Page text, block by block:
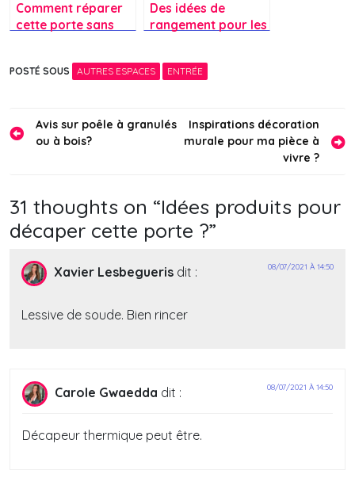
Comment réparer
cette porte sans
Des idées de
rangement pour les
POSTÉ SOUS AUTRES ESPACES ENTRÉE
Navigation
Avis sur poêle à granulés
ou à bois?
Inspirations décoration
murale pour ma pièce à
vivre ?
31 thoughts on “Idées produits pour
décaper cette porte ?”
Xavier Lesbegueris dit : 08/07/2021 À 14:50
Lessive de soude. Bien rincer
Carole Gwaedda dit : 08/07/2021 À 14:50
Décapeur thermique peut être.